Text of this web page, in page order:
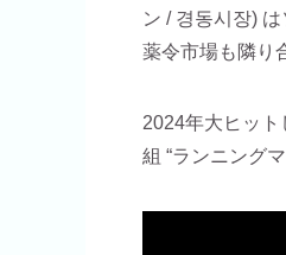
ン / 경동시장)
薬令市場も隣り
2024年大ヒット
組 “ランニング